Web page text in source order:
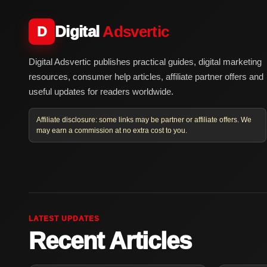
D DigitalAdsvertic
Digital Adsvertic publishes practical guides, digital marketing
resources, consumer help articles, affiliate partner offers and
useful updates for readers worldwide.
Affiliate disclosure: some links may be partner or affiliate offers. We
may earn a commission at no extra cost to you.
LATEST UPDATES
Recent Articles